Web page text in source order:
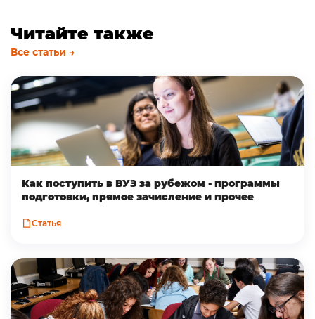
Читайте также
Все статьи →
Как поступить в ВУЗ за рубежом - программы
подготовки, прямое зачисление и прочее
Статья